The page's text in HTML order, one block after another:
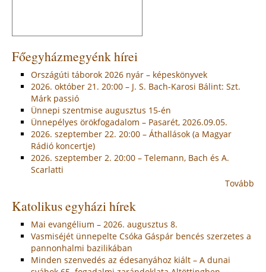
Főegyházmegyénk hírei
Országúti táborok 2026 nyár – képeskönyvek
2026. október 21. 20:00 – J. S. Bach-Karosi Bálint: Szt.
Márk passió
Ünnepi szentmise augusztus 15-én
Ünnepélyes örökfogadalom – Pasarét, 2026.09.05.
2026. szeptember 22. 20:00 – Áthallások (a Magyar
Rádió koncertje)
2026. szeptember 2. 20:00 – Telemann, Bach és A.
Scarlatti
Tovább
Katolikus egyházi hírek
Mai evangélium – 2026. augusztus 8.
Vasmiséjét ünnepelte Csóka Gáspár bencés szerzetes a
pannonhalmi bazilikában
Minden szenvedés az édesanyához kiált – A dunai